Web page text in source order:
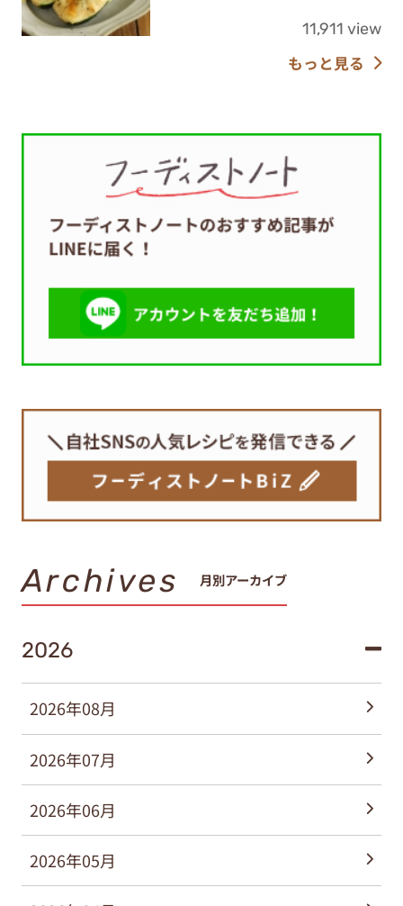
11,911 view
もっと見る
Archives 月別アーカイブ
2026
2026年08月
2026年07月
2026年06月
2026年05月